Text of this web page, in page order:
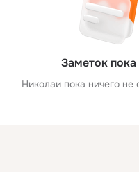
Заметок пока
Николаи пока ничего не